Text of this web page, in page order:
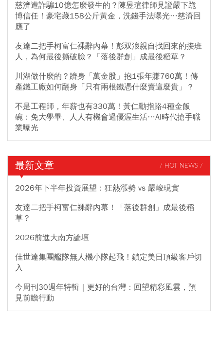
慈濟遭詐騙10億怎麼發生的？陳昱瑄律師見證嚴下跪
博信任！豪宅藏158公斤黃金，洗錢手法曝光…慈濟回
應了
友達二把手柯富仁裸辭內幕！彭双浪親自找回來的接班
人，為何最後撕破臉？「落後群創」成最後稻草？
川湖做什麼的？躋身「萬金股」抱1張年賺760萬！傳
產鐵工廠如何翻身「只有兩根鐵憑什麼賣這麼貴」？
不是工程師，年薪也有330萬！黃仁勳指路4種金飯
碗：免大學畢、人人有機會過優渥生活…AI時代搶手職
業曝光
最新文章 / HOT NEWS /
2026年下半年投資展望：狂熱漲勢 vs 嚴峻現實
友達二把手柯富仁裸辭內幕！「落後群創」成最後稻
草？
2026前進大南方論壇
佳世達集團艦隊無人機小隊起飛！鎖定美日頂級客戶切
入
今周刊30週年特輯｜更好的台灣：回望精彩風雲，預
見前瞻行動